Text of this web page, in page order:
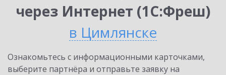
через Интернет (1С:Фреш)
в Цимлянске
Ознакомьтесь с информационными карточками,
выберите партнёра и отправьте заявку на